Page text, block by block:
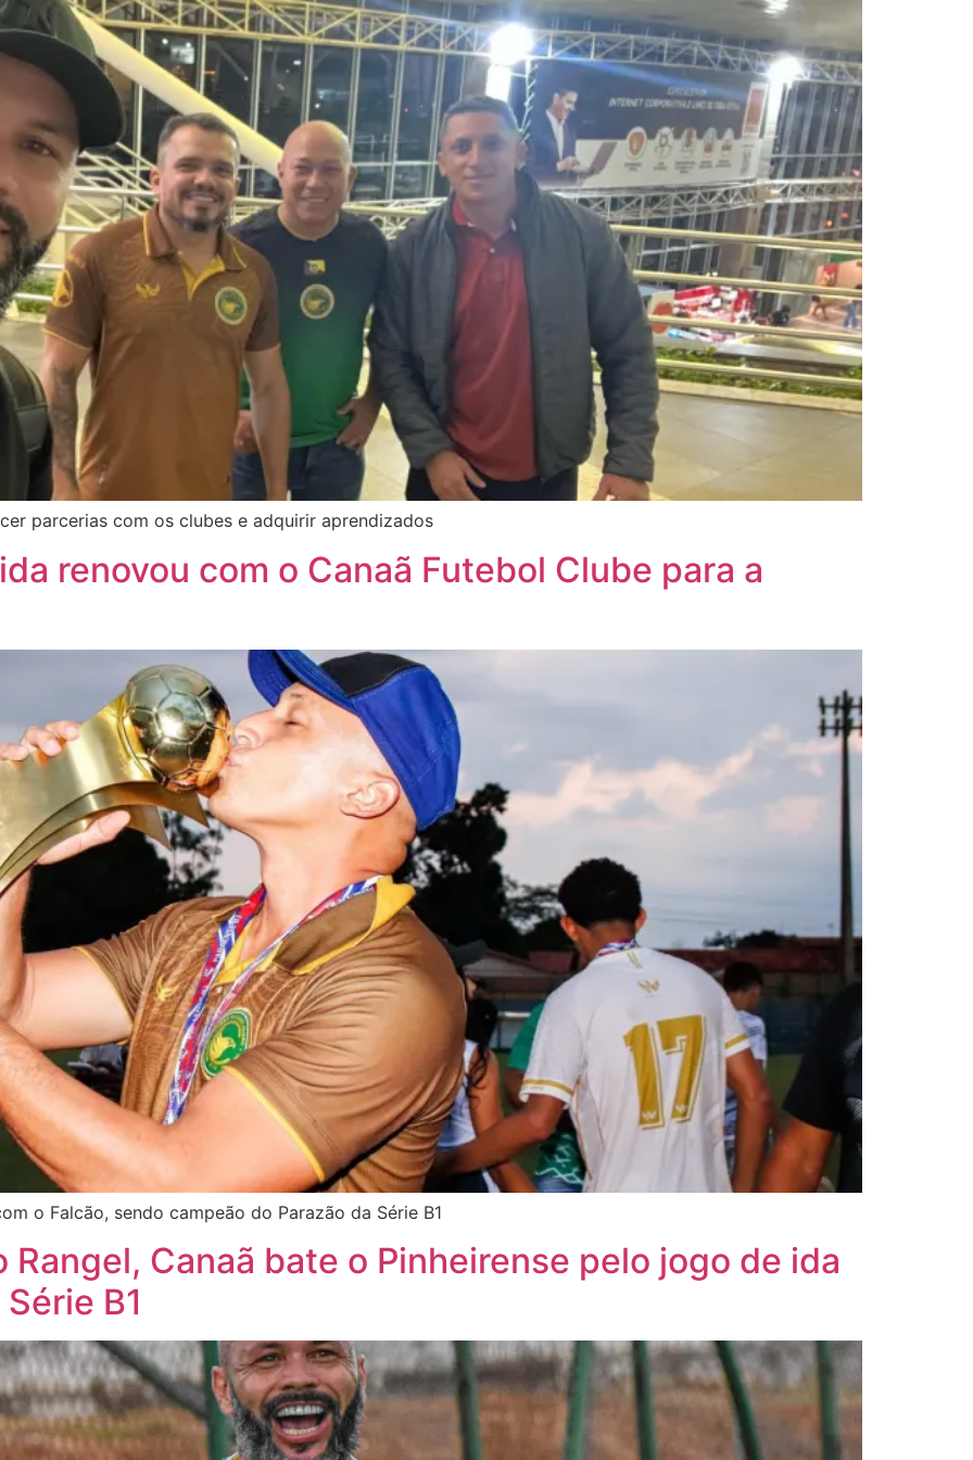
parcerias com os clubes e adquirir aprendizados
renovou com o Canaã Futebol Clube para a
o Falcão, sendo campeão do Parazão da Série B1
Rangel, Canaã bate o Pinheirense pelo jogo de ida
B1